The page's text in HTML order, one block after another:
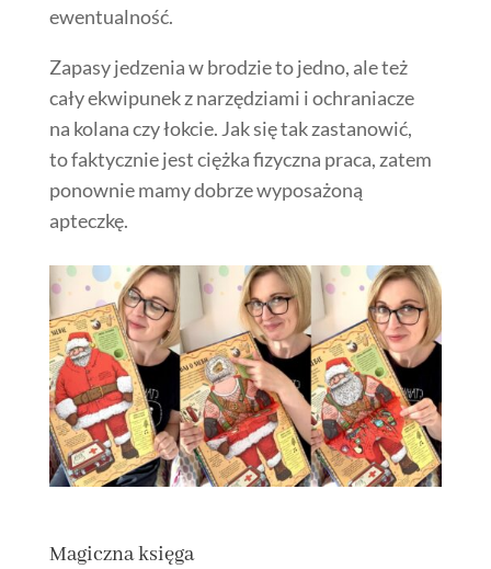
ewentualność.
Zapasy jedzenia w brodzie to jedno, ale też
cały ekwipunek z narzędziami i ochraniacze
na kolana czy łokcie. Jak się tak zastanowić,
to faktycznie jest ciężka fizyczna praca, zatem
ponownie mamy dobrze wyposażoną
apteczkę.
Magiczna księga